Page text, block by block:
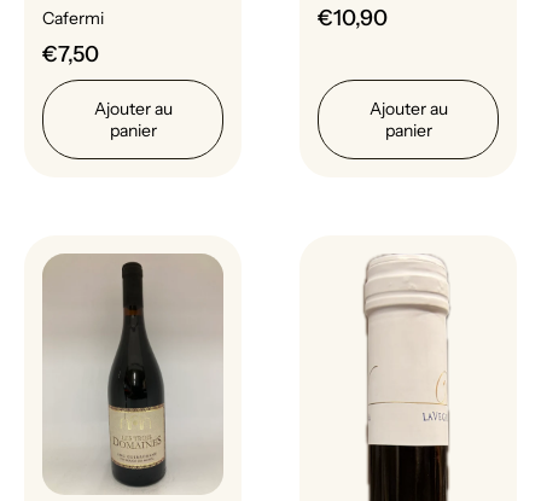
Cafermi
€7,50
Ajouter au
panier
€10,90
Ajouter au
panier